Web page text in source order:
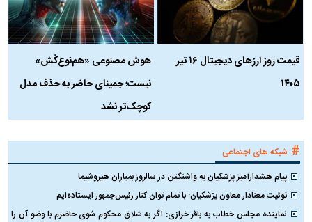
قیمت روز ارز‌های دیجیتال ۱۶ تیر
۱۴۰۵
هوش مصنوعی «هم‌نوع‌کُش»
نیست؛ جمینای حاضر به حذف مدل
کوچک‌تر نشد
# شبکه های اجتماعی
پیام هشدارآمیز پزشکیان به واشنگتن در سالروز بمباران هیروشیما
توئیت معنادار معاون پزشکیان: با تمام توان کنار رئیس‌جمهور ایستاده‌ایم
نماینده مجلس خطاب به باقر خرازی: اگر به شلاق محکوم شوی حاضرم با وضو آن را